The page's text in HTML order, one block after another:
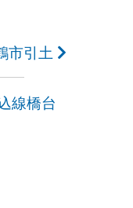
市引土
線橋台